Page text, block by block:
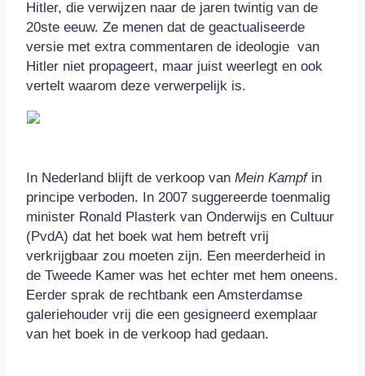
Hitler, die verwijzen naar de jaren twintig van de
20ste eeuw. Ze menen dat de geactualiseerde
versie met extra commentaren de ideologie van
Hitler niet propageert, maar juist weerlegt en ook
vertelt waarom deze verwerpelijk is.
In Nederland blijft de verkoop van Mein Kampfin
principe verboden. In 2007 suggereerde toenmalig
minister Ronald Plasterk van Onderwijs en Cultuur
(PvdA) dat het boek wat hem betreft vrij
verkrijgbaar zou moeten zijn. Een meerderheid in
de Tweede Kamer was het echter met hem oneens.
Eerder sprak de rechtbank een Amsterdamse
galeriehouder vrij die een gesigneerd exemplaar
van het boek in de verkoop had gedaan.